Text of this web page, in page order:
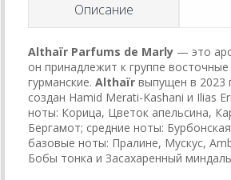
Описание
Althaïr Parfums de Marly — это
он принадлежит к группе восточные
гурманские. Althaïr выпущен в 2023
создан Hamid Merati-Kashani и Ilias
ноты: Корица, Цветок апельсина,
Бергамот; средние ноты:
базовые ноты: Пралине, Мускус,
Бобы тонка и Засахаренный